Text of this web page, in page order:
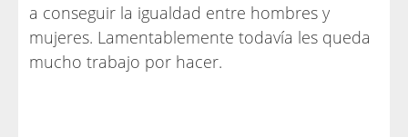
a conseguir la igualdad entre hombres y
mujeres. Lamentablemente todavía les queda
mucho trabajo por hacer.